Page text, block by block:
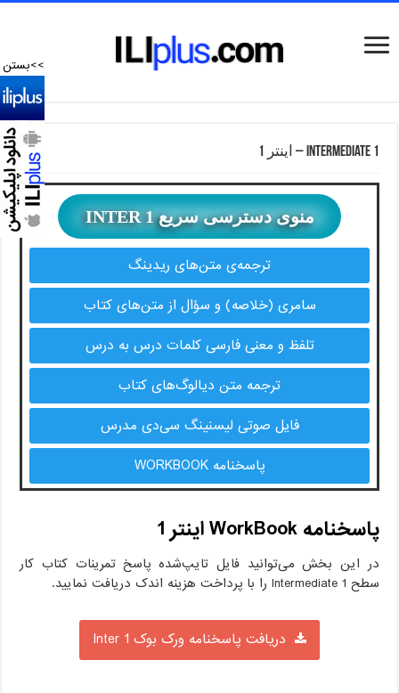
Intermediate 1 – اینتر 1
منوی دسترسی سریع INTER 1
ترجمه‌ی متن‌های ریدینگ
سامری (خلاصه) و سؤال از متن‌های کتاب
تلفظ و معنی فارسی کلمات درس به درس
ترجمه متن دیالوگ‌های کتاب
فایل صوتی لیسنینگ سی‌دی مدرس
پاسخنامه WORKBOOK
پاسخنامه WorkBook اینتر 1
در این بخش می‌توانید فایل تایپ‌شده پاسخ تمرینات کتاب کار
سطح Intermediate 1 را با پرداخت هزینه اندک دریافت نمایید.
دریافت پاسخنامه ورک بوک Inter 1
>>بستن